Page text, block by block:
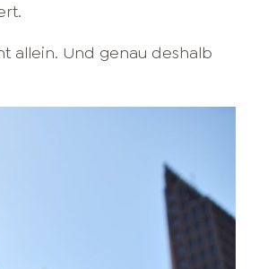
allein. Und genau deshalb